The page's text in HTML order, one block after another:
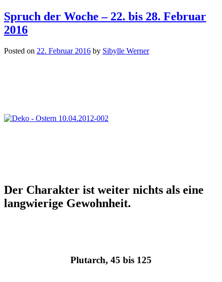
Spruch der Woche – 22. bis 28. Februar
2016
Posted on 22. Februar 2016 by Sibylle Werner
Der Charakter ist weiter nichts als eine
langwierige Gewohnheit.
Plutarch, 45 bis 125